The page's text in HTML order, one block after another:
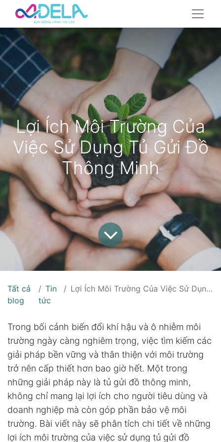
Lợi Ích Môi Trường Của
Việc Sử Dụng Tủ Gửi Đồ
Thông Minh
Tất cả
blog
Tin
tức
Lợi Ích Môi Trường Của Việc Sử Dụng Tủ Gửi Đồ Thông Minh
Trong bối cảnh biến đổi khí hậu và ô nhiễm môi
trường ngày càng nghiêm trọng, việc tìm kiếm các
giải pháp bền vững và thân thiện với môi trường
trở nên cấp thiết hơn bao giờ hết. Một trong
những giải pháp này là tủ gửi đồ thông minh,
không chỉ mang lại lợi ích cho người tiêu dùng và
doanh nghiệp mà còn góp phần bảo vệ môi
trường. Bài viết này sẽ phân tích chi tiết về những
lợi ích môi trường của việc sử dụng tủ gửi đồ